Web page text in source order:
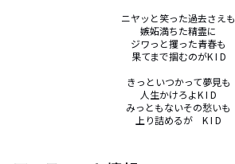
ニヤッと笑った過去さえも
嫉妬満ちた精霊に
ジワっと攫った青春も
果てまで掴むのがK I D
きっといつかって夢見も
人生かけろよK I D
みっともないその愁いも
上り詰めるが　K I D